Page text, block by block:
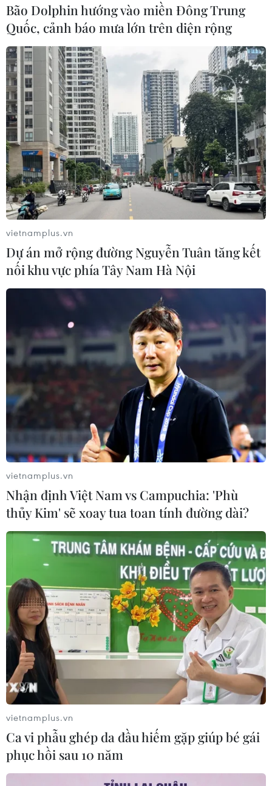
Bão Dolphin hướng vào miền Đông Trung
Quốc, cảnh báo mưa lớn trên diện rộng
vietnamplus.vn
Dự án mở rộng đường Nguyễn Tuân tăng kết
nối khu vực phía Tây Nam Hà Nội
vietnamplus.vn
Nhận định Việt Nam vs Campuchia: 'Phù
thủy Kim' sẽ xoay tua toan tính đường dài?
vietnamplus.vn
Ca vi phẫu ghép da đầu hiếm gặp giúp bé gái
phục hồi sau 10 năm